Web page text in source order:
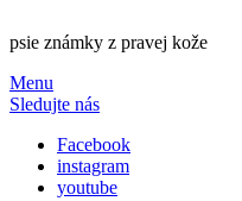
psie známky z pravej kože
Menu
Sledujte nás
Facebook
instagram
youtube